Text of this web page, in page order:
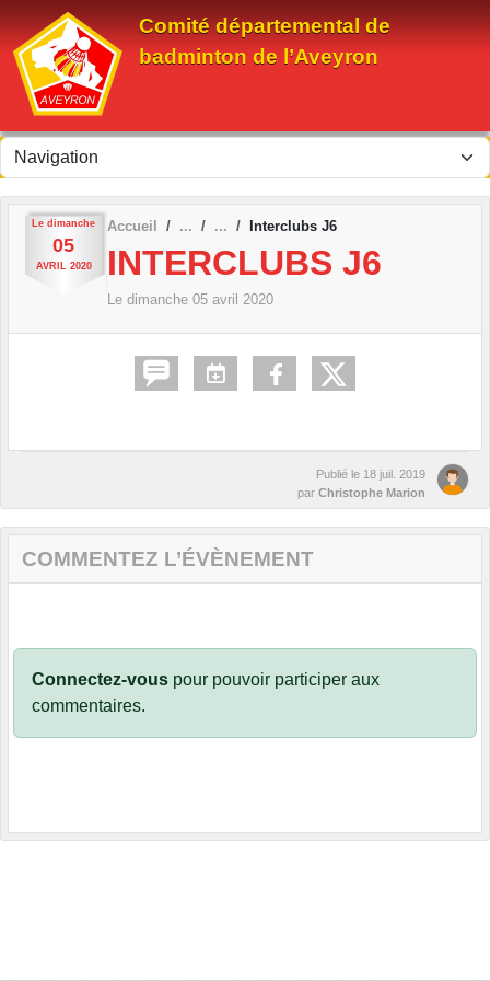
Comité départemental de
badminton de l’Aveyron
Le dimanche
05
AVRIL 2020
Accueil Interclubs J6
INTERCLUBS J6
Le dimanche 05 avril 2020
Publié le 18 juil. 2019
par Christophe Marion
COMMENTEZ L’ÉVÈNEMENT
Connectez-vous pour pouvoir participer aux
commentaires.
Panneau de gestion des cookies